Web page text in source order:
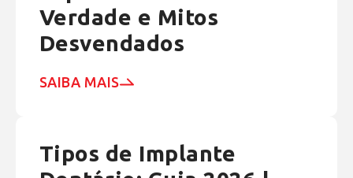
Verdade e Mitos
Desvendados
SAIBA MAIS
Tipos de Implante